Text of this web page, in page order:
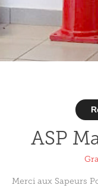
ASP
Merci aux Sapeurs